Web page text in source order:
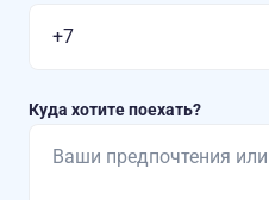
Куда хотите поехать?